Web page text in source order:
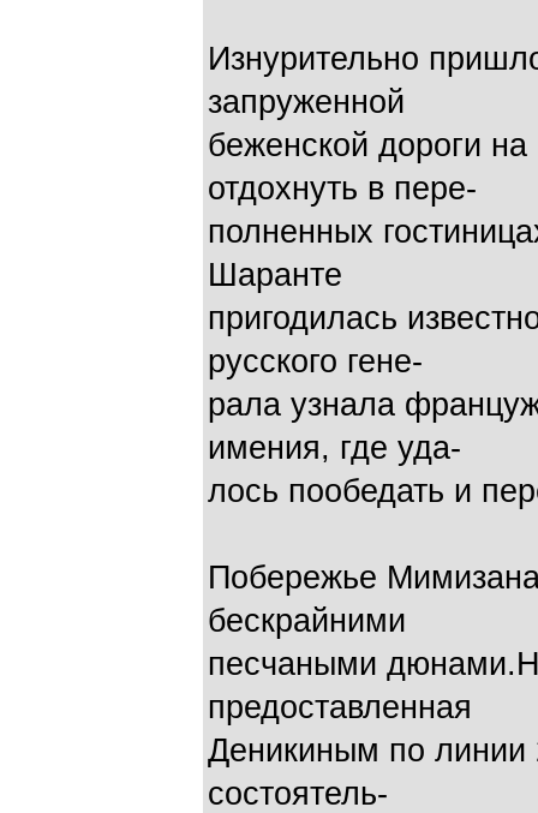
Изнурительно
запруженной
беженской дороги
отдохнуть в пере-
полненных
Шаранте
пригодилась
русского гене-
рала узнала
имения, где уда-
лось пообедать и
Побережье
бескрайними
песчаными
предоставленная
Деникиным по линии
состоятель-